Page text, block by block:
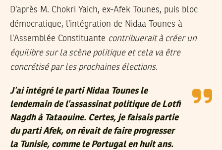
D’après M. Chokri Yaich, ex-Afek Tounes, puis bloc
démocratique, l’intégration de Nidaa Tounes à
l’Assemblée Constituante contribuerait à créer un
équilibre sur la scène politique et cela va être
concrétisé par les prochaines élections.
J’ai intégré le parti Nidaa Tounes le
lendemain de l’assassinat politique de Lotfi
Nagdh à Tataouine. Certes, je faisais partie
du parti Afek, on rêvait de faire progresser
la Tunisie, comme le Portugal en huit ans.